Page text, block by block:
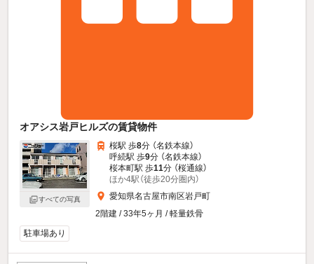
オアシス岩戸ヒルズの賃貸物件
すべての写真
桜駅 歩8分 （名鉄本線）
呼続駅 歩9分 （名鉄本線）
桜本町駅 歩11分 （桜通線）
ほか4駅（徒歩20分圏内）
愛知県名古屋市南区岩戸町
2階建 / 33年5ヶ月 / 軽量鉄骨
駐車場あり